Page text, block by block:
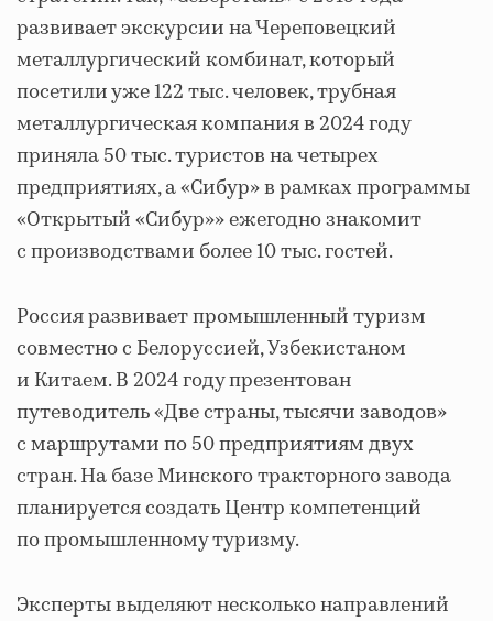
развивает экскурсии на Череповецкий
металлургический комбинат, который
посетили уже 122 тыс. человек, трубная
металлургическая компания в 2024 году
приняла 50 тыс. туристов на четырех
предприятиях, а «Сибур» в рамках программы
«Открытый «Сибур»» ежегодно знакомит
с производствами более 10 тыс. гостей.
Россия развивает промышленный туризм
совместно с Белоруссией, Узбекистаном
и Китаем. В 2024 году презентован
путеводитель «Две страны, тысячи заводов»
с маршрутами по 50 предприятиям двух
стран. На базе Минского тракторного завода
планируется создать Центр компетенций
по промышленному туризму.
Эксперты выделяют несколько направлений